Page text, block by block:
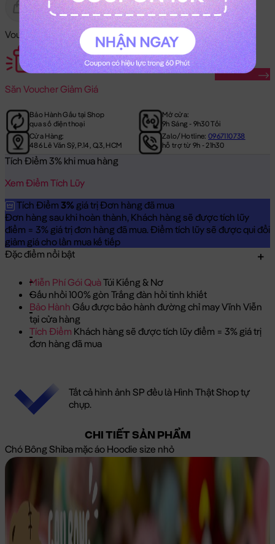
Gửi Tặng Hết Hàng
Voucher Mã Khuyến Mãi:
Săn Voucher Giảm Giá
Săn Ngay
Bảo Hành Gấu tại Shop
qua số điện thoại
Mở cửa:
9h Sáng - 9h30 Tối
Cửa Hàng:
486 Lê Văn Sỹ, P.14, Q.3, HCM
Zalo/Hotline:0967110738
hỗ trợ từ 9h - 21h30
Tích Điểm 3% khi mua hàng
Xem Điểm Tích Lũy
Tích Điểm 3% giá trị Đơn hàng đã mua
Đơn hàng sau khi hoàn thành, Khách hàng sẽ được tích lũy
điểm = 3% giá trị đơn hàng đã mua. Điểm tích lũy sẽ được qui đổi
giảm giá cho lần mua kế tiếp
Đặc điểm nổi bật
Miễn Phí Gói QuàTúi Kiếng & Nơ
Gấu nhồi 100% gòn Trắng đàn hồi tinh khiết
Bảo Hành Gấu được bảo hành đường chỉ may Vĩnh Viễn
tại cửa hàng
Tích Điểm Khách hàng sẽ được tích lũy điểm = 3% giá trị
đơn hàng đã mua
Tất cả hình ảnh SP đều là Hình Thật Shop tự
chụp.
CHI TIẾT SẢN PHẨM
Chó Bông Shiba mặc áo Hoodie size nhỏ